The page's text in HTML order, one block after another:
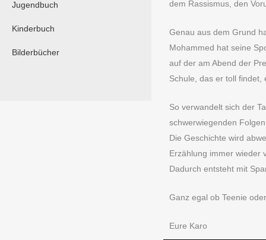
Jugendbuch
Kinderbuch
Bilderbücher
dem Rassismus, den
Genau aus dem Grund
Mohammed hat seine
auf der am Abend der
Schule, das er toll findet,
So verwandelt sich der
schwerwiegenden
Die Geschichte wird
Erzählung immer wieder
Dadurch entsteht mit
Ganz egal ob Teenie
Eure Karo